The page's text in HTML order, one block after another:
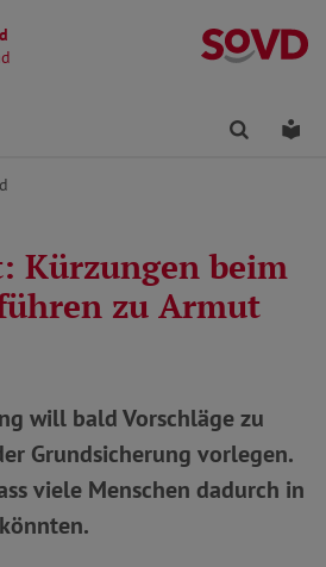
Finden
Kürzungen beim
zu Armut
will bald Vorschläge zu
Grundsicherung vorlegen.
viele Menschen dadurch in